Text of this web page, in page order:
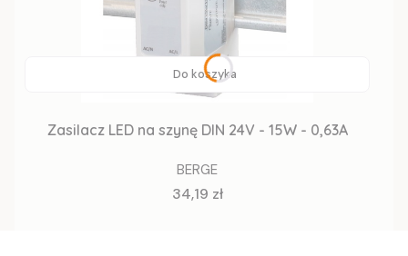
Do koszyka
Zasilacz LED na szynę DIN 24V - 15W - 0,63A
BERGE
Cena
34,19 zł